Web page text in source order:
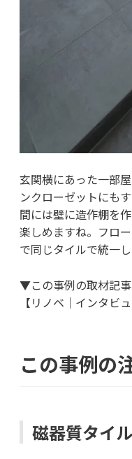
玄関横にあった一部
ンクローゼットにも
間には壁に造作棚を
楽しめますね。フロ
で同じタイルで統一
▼この事例の取材記
【リノベ｜インタビ
この事例の
磁器質タイル